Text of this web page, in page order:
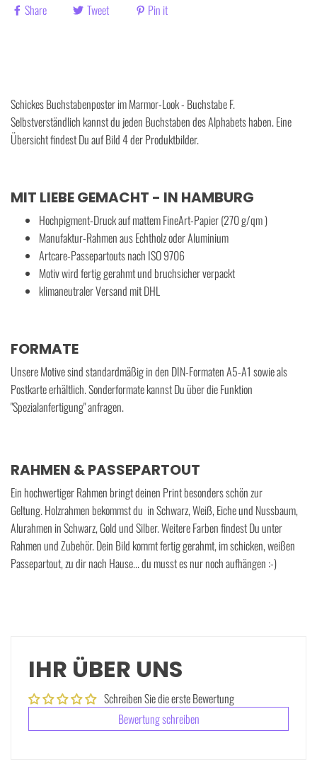
Share Tweet Pin it
Schickes Buchstabenposter im Marmor-Look - Buchstabe F.
Selbstverständlich kannst du jeden Buchstaben des Alphabets haben. Eine
Übersicht findest Du auf Bild 4 der Produktbilder.
MIT LIEBE GEMACHT - IN HAMBURG
Hochpigment-Druck auf mattem FineArt-Papier (270 g/qm )
Manufaktur-Rahmen aus Echtholz oder Aluminium
Artcare-Passepartouts nach ISO 9706
Motiv wird fertig gerahmt und bruchsicher verpackt
klimaneutraler Versand mit DHL
FORMATE
Unsere Motive sind standardmäßig in den DIN-Formaten A5-A1 sowie als
Postkarte erhältlich. Sonderformate kannst Du über die Funktion
"Spezialanfertigung" anfragen.
RAHMEN & PASSEPARTOUT
Ein hochwertiger Rahmen bringt deinen Print besonders schön zur
Geltung. Holzrahmen bekommst du in Schwarz, Weiß, Eiche und Nussbaum,
Alurahmen in Schwarz, Gold und Silber. Weitere Farben findest Du unter
Rahmen und Zubehör. Dein Bild kommt fertig gerahmt, im schicken, weißen
Passepartout, zu dir nach Hause... du musst es nur noch aufhängen :-)
IHR ÜBER UNS
Schreiben Sie die erste Bewertung
Bewertung schreiben